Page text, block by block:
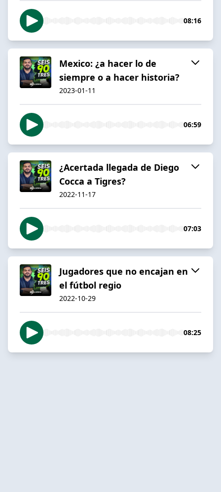
08:16
Mexico: ¿a hacer lo de
siempre o a hacer historia?
2023-01-11
06:59
¿Acertada llegada de Diego
Cocca a Tigres?
2022-11-17
07:03
Jugadores que no encajan en
el fútbol regio
2022-10-29
08:25